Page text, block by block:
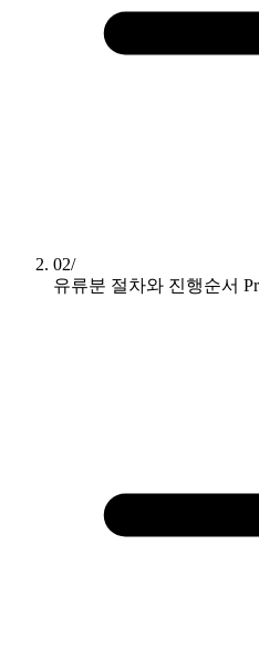
02/
유류분 절차와 진행순서